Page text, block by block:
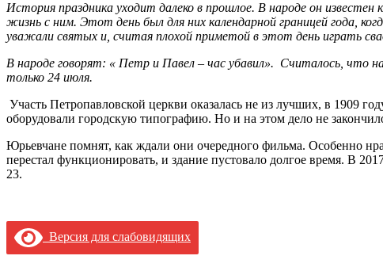
История праздника уходит далеко в прошлое. В народе он
жизнь с ним. Этот день был для них календарной границей года,
уважали святых и, считая плохой приметой в этот день играть
В народе говорят: « Петр и Павел – час убавил». Считалось, что
только 24 июля.
Участь Петропавловской церкви оказалась не из лучших, в 1909
оборудовали городскую типографию. Но и на этом дело не
Юрьевчане помнят, как ждали они очередного фильма. Особенно
перестал функционировать, и здание пустовало долгое время. В
23.
Версия для слабовидящих